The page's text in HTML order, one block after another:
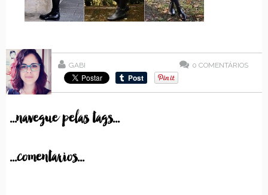
GABI 0 COMENTÁRIOS
...navegue pelas tags...
...comentarios...